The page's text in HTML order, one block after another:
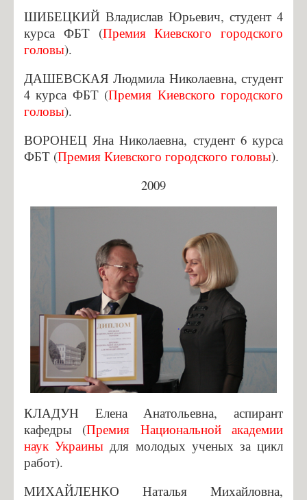
ШИБЕЦКИЙ Владислав Юрьевич, студент 4
курса ФБТ (Премия Киевского городского
головы).
ДАШЕВСКАЯ Людмила Николаевна, студент
4 курса ФБТ (Премия Киевского городского
головы).
ВОРОНЕЦ Яна Николаевна, студент 6 курса
ФБТ (Премия Киевского городского головы).
2009
КЛАДУН Елена Анатольевна, аспирант
кафедры (Премия Национальной академии
наук Украины для молодых ученых за цикл
работ).
МИХАЙЛЕНКО Наталья Михайловна,